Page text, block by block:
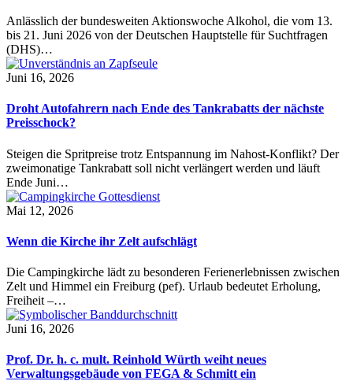
Anlässlich der bundesweiten Aktionswoche Alkohol, die vom 13.
bis 21. Juni 2026 von der Deutschen Hauptstelle für Suchtfragen
(DHS)…
Juni 16, 2026
Droht Autofahrern nach Ende des Tankrabatts der nächste
Preisschock?
Steigen die Spritpreise trotz Entspannung im Nahost-Konflikt? Der
zweimonatige Tankrabatt soll nicht verlängert werden und läuft
Ende Juni…
Mai 12, 2026
Wenn die Kirche ihr Zelt aufschlägt
Die Campingkirche lädt zu besonderen Ferienerlebnissen zwischen
Zelt und Himmel ein Freiburg (pef). Urlaub bedeutet Erholung,
Freiheit –…
Juni 16, 2026
Prof. Dr. h. c. mult. Reinhold Würth weiht neues
Verwaltungsgebäude von FEGA & Schmitt ein